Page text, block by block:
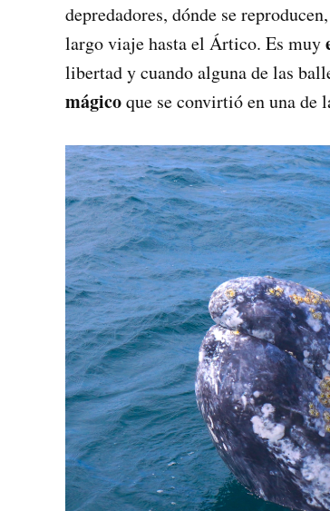
depredadores, dónde se
largo viaje hasta el Ártico. Es muy
libertad y cuando alguna de las
mágicoque se convirtió en una de